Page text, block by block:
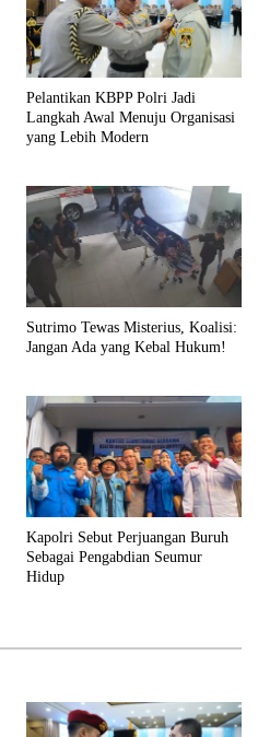
Pelantikan KBPP Polri Jadi
Langkah Awal Menuju Organisasi
yang Lebih Modern
Sutrimo Tewas Misterius, Koalisi:
Jangan Ada yang Kebal Hukum!
Kapolri Sebut Perjuangan Buruh
Sebagai Pengabdian Seumur
Hidup